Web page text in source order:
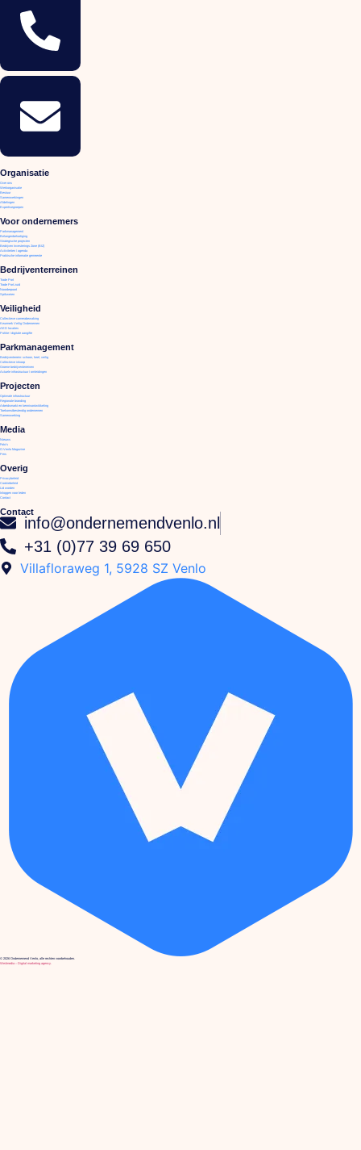
Organisatie
Over ons
Werkorganisatie
Bestuur
Samenwerkingen
Afdelingen
Expertisegroepen
Voor ondernemers
Parkmanagement
Belangenbehartiging
Strategische projecten
Bedrijven Investerings Zone (BIZ)
Activiteiten / agenda
Praktische informatie gemeente
Bedrijventerreinen
Trade Port
Trade Port zuid
Noorderpoort
Spikweien
Veiligheid
Collectieve camerabewaking
Keurmerk Veilig Ondernemen
AED locaties
Politie / digitale aangifte
Parkmanagement
Bedrijventerrein: schoon, heel, veilig
Collectieve inkoop
Groene bedrijventerreinen
Actuele infrastructuur / omleidingen
Projecten
Optimale infrastructuur
Regionale branding
Arbeidsmarkt en kennisontwikkeling
Toekomstbestendig ondernemen
Samenwerking
Media
Nieuws
Foto's
O.Venlo Magazine
Pers
Overig
Privacybeleid
Cookiebeleid
Lid worden
Inloggen voor leden
Contact
Contact
info@ondernemendvenlo.nl
+31 (0)77 39 69 650
Villafloraweg 1, 5928 SZ Venlo
© 2026 Ondernemend Venlo, alle rechten voorbehouden.
We4media – Digital marketing agency.